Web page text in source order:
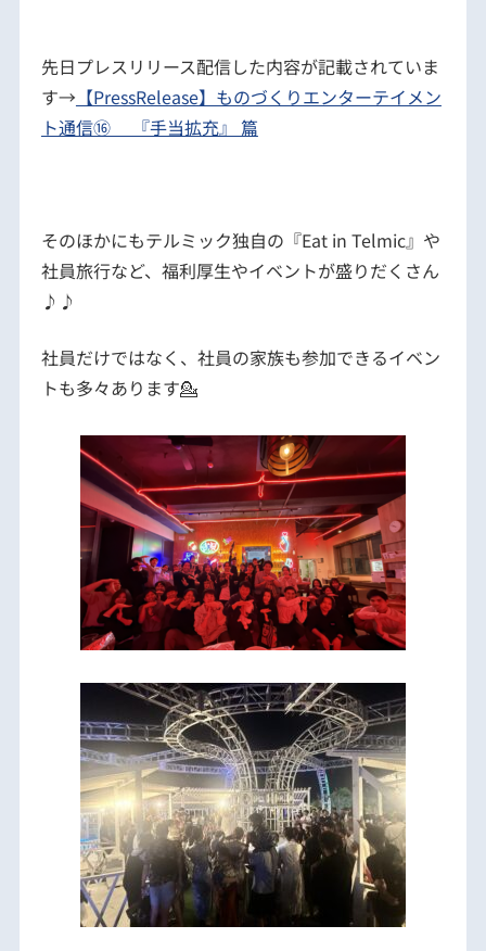
先日プレスリリース配信した内容が記載されていま
す→ 【PressRelease】ものづくりエンターテイメン
ト通信⑯ 『手当拡充』 篇
そのほかにもテルミック独自の『Eat in Telmic』や
社員旅行など、福利厚生やイベントが盛りだくさん
♪♪
社員だけではなく、社員の家族も参加できるイベン
トも多々あります💁